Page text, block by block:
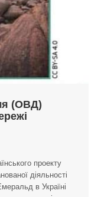
(ОВД)
проекту
діяльності
в Україні